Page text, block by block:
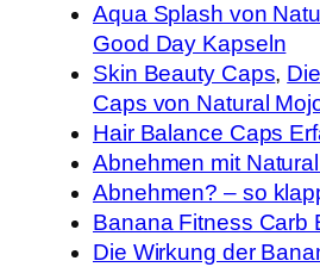
Aqua Splash von
Good Day Kapseln
Skin Beauty Caps,
Caps von Natural
Hair Balance Caps
Abnehmen mit
Abnehmen? – so
Banana Fitness Carb
Die Wirkung der